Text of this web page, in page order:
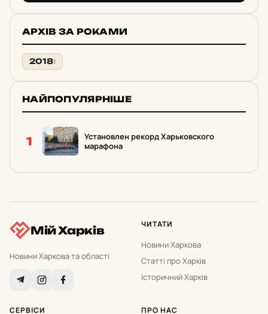
АРХІВ ЗА РОКАМИ
20181
НАЙПОПУЛЯРНІШЕ
1
Установлен рекорд Харьковского
марафона
Мій Харків
Новини Харкова та області
ЧИТАТИ
Новини Харкова
Статті про Харків
Історичний Харків
СЕРВІСИ ПРО НАС